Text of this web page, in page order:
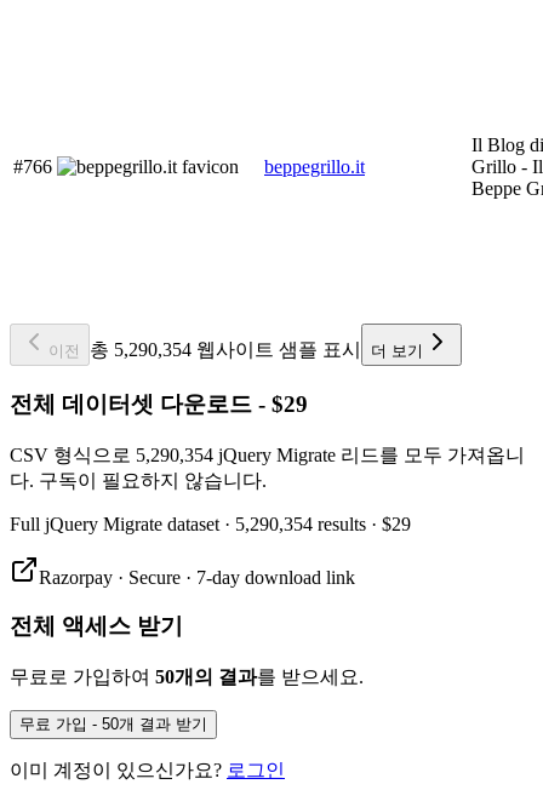
#766 beppegrillo.it
Il Blog
Grillo -
Beppe
이전 총 5,290,354 웹사이트 샘플 표시 더 보기
전체 데이터셋 다운로드 - $29
CSV 형식으로 5,290,354 jQuery Migrate 리드를 모두 가져옵니
다. 구독이 필요하지 않습니다.
Full jQuery Migrate dataset · 5,290,354 results · $29
Razorpay · Secure · 7-day download link
전체 액세스 받기
무료로 가입하여 50개의 결과를 받으세요.
무료 가입 - 50개 결과 받기
이미 계정이 있으신가요? 로그인